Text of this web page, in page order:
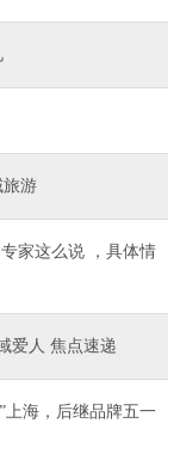
旅游
家这么说 ，具体情
爱人 焦点速递
上海，后继品牌五一